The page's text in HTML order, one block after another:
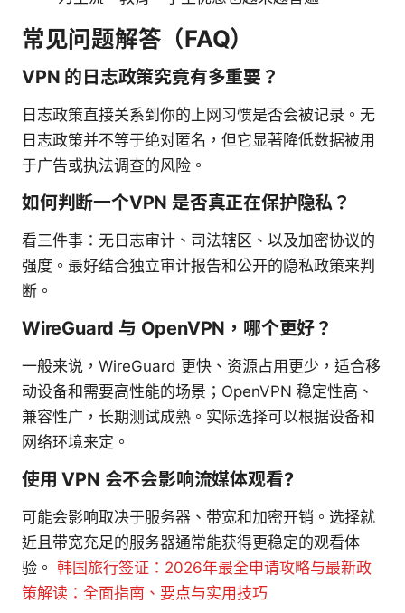
常见问题解答（FAQ）
VPN 的日志政策究竟有多重要？
日志政策直接关系到你的上网习惯是否会被记录。无
日志政策并不等于绝对匿名，但它显著降低数据被用
于广告或执法调查的风险。
如何判断一个VPN 是否真正在保护隐私？
看三件事：无日志审计、司法辖区、以及加密协议的
强度。最好结合独立审计报告和公开的隐私政策来判
断。
WireGuard 与 OpenVPN，哪个更好？
一般来说，WireGuard 更快、资源占用更少，适合移
动设备和需要高性能的场景；OpenVPN 稳定性高、
兼容性广，长期测试成熟。实际选择可以根据设备和
网络环境来定。
使用 VPN 会不会影响流媒体观看?
可能会影响取决于服务器、带宽和加密开销。选择就
近且带宽充足的服务器通常能获得更稳定的观看体
验。 韩国旅行签证：2026年最全申请攻略与最新政
策解读：全面指南、要点与实用技巧